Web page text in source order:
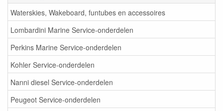
Waterskies, Wakeboard, funtubes en accessoires
Lombardini Marine Service-onderdelen
Perkins Marine Service-onderdelen
Kohler Service-onderdelen
Nanni diesel Service-onderdelen
Peugeot Service-onderdelen